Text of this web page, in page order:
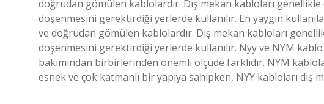
doğrudan gömülen kablolardır. Dış mekan kabloları genellikle
döşenmesini gerektirdiği yerlerde kullanılır. En yaygın
ve doğrudan gömülen kablolardır. Dış mekan kabloları
döşenmesini gerektirdiği yerlerde kullanılır. Nyy ve NYM
bakımından birbirlerinden önemli ölçüde farklıdır. NYM
esnek ve çok katmanlı bir yapıya sahipken, NYY kabloları dış